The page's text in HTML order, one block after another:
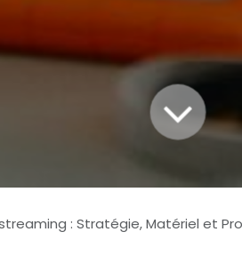
: Stratégie, Matériel et